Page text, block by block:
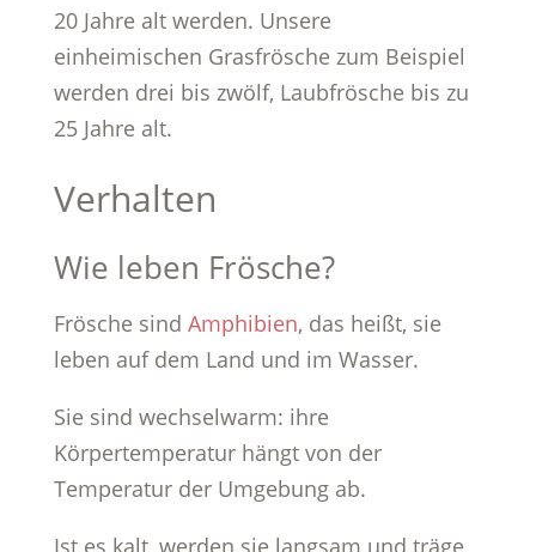
20 Jahre alt werden. Unsere
einheimischen Grasfrösche zum Beispiel
werden drei bis zwölf, Laubfrösche bis zu
25 Jahre alt.
Verhalten
Wie leben Frösche?
Frösche sind Amphibien, das heißt, sie
leben auf dem Land und im Wasser.
Sie sind wechselwarm: ihre
Körpertemperatur hängt von der
Temperatur der Umgebung ab.
Ist es kalt, werden sie langsam und träge,